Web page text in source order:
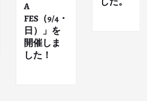
A
FES（9/4・
日）」を
開催しま
した！